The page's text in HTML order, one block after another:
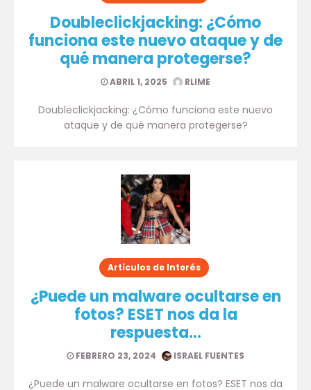
Doubleclickjacking: ¿Cómo
funciona este nuevo ataque y de
qué manera protegerse?
ABRIL 1, 2025 RLIME
Doubleclickjacking: ¿Cómo funciona este nuevo
ataque y de qué manera protegerse?
Artículos de Interés
¿Puede un malware ocultarse en
fotos? ESET nos da la
respuesta…
FEBRERO 23, 2024 ISRAEL FUENTES
¿Puede un malware ocultarse en fotos? ESET nos da